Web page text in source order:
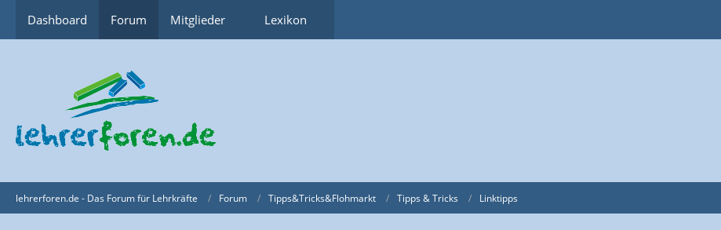
Dashboard Forum Mitglieder Lexikon
lehrerforen.de - Das Forum für Lehrkräfte Forum Tipps&Tricks&Flohmarkt Tipps & Tricks Linktipps